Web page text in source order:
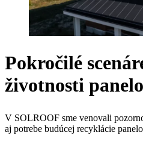
Pokročilé
životnosti
V SOLROOF sme venovali
aj potrebe budúcej recyklácie